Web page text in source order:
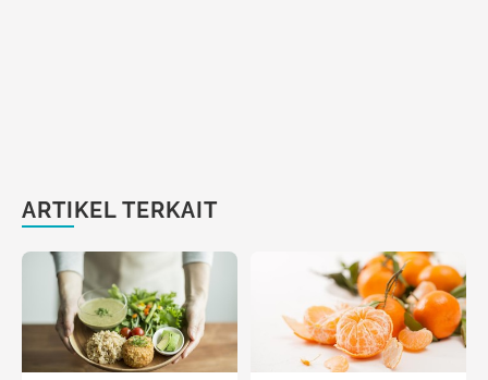
ARTIKEL TERKAIT